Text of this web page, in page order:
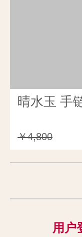
晴水玉 手
￥4,800
用户